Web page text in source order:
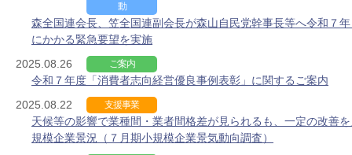
動
森全国連会長、笠全国連副会長が森山自民党幹事長等へ令和７
にかかる緊急要望を実施
2025.08.26
ご案内
令和７年度「消費者志向経営優良事例表彰」に関するご案内
2025.08.22
支援事業
天候等の影響で業種間・業者間格差が見られるも、一定の改善
規模企業景況（７月期小規模企業景気動向調査）